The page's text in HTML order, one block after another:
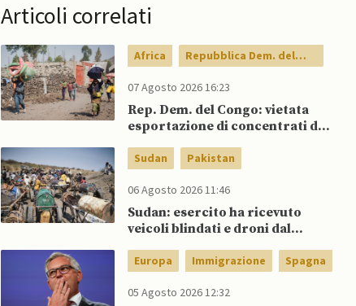
Articoli correlati
Africa
Repubblica Dem. del
Congo
07 Agosto 2026 16:23
Rep. Dem. del Congo: vietata
esportazione di concentrati di
Sudan Pakistan
06 Agosto 2026 11:46
Sudan: esercito ha ricevuto
veicoli blindati e droni dal
Europa Immigrazione Spagna
05 Agosto 2026 12:32